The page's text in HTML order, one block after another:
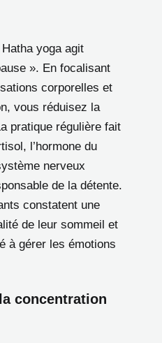
yoga agit
». En focalisant
corporelles et
vous réduisez la
pratique régulière fait
l’hormone du
nerveux
de la détente.
constatent une
de leur sommeil et
à gérer les émotions
concentration